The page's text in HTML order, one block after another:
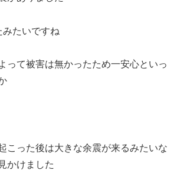
たいですね
って被害は無かったため一安心といっ
こった後は大きな余震が来るみたいな
かけました